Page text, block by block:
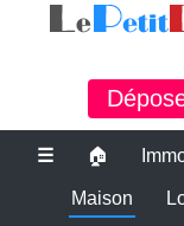
☰ 🏠
Maison